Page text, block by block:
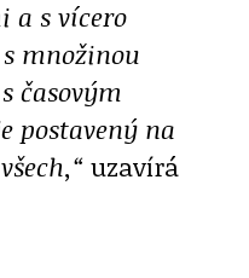
a s vícero
množinou
časovým
postavený na
uzavírá